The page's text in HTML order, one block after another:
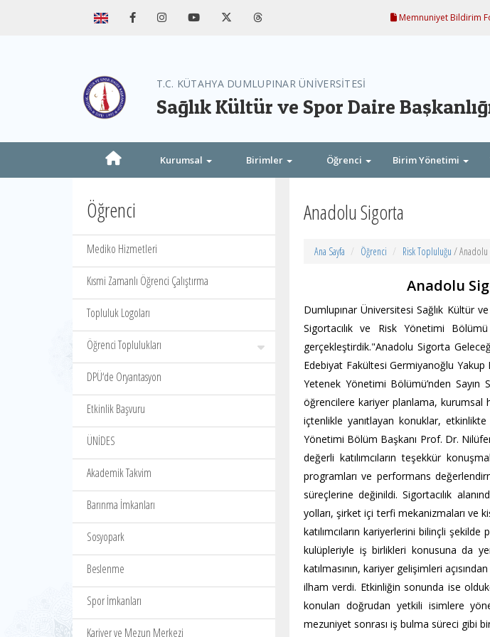
Memnuniyet Bildirim
T.C. KÜTAHYA DUMLUPINAR ÜNİVERSİTESİ
Sağlık Kültür ve Spor Daire
Kurumsal Birimler Öğrenci Birim Yönetimi
Öğrenci
Mediko Hizmetleri
Kısmi Zamanlı Öğrenci Çalıştırma
Topluluk Logoları
Öğrenci Toplulukları
DPÜ‘de Oryantasyon
Etkinlik Başvuru
ÜNİDES
Akademik Takvim
Barınma İmkanları
Sosyopark
Beslenme
Spor İmkanları
Kariyer ve Mezun Merkezi
Anadolu Sigorta
Ana Sayfa Öğrenci Risk Topluluğu / Anadolu
Anadolu
Dumlupınar Üniversitesi Sağlık Kültür
Sigortacılık ve Risk Yönetimi
gerçekleştirdik."Anadolu Sigorta
Edebiyat Fakültesi Germiyanoğlu Yakup
Yetenek Yönetimi Bölümü’nden Sayın
öğrencilere kariyer planlama, kurumsal
içtenlikle yanıtlayan konuklar,
Yönetimi Bölüm Başkanı Prof. Dr. Nilüfer
değerli katılımcıların teşekkür
programları ve performans
süreçlerine değinildi. Sigortacılık
yolları, şirket içi terfi mekanizmaları ve
katılımcıların kariyerlerini bilinçli
kulüpleriyle iş birlikleri konusuna da
katılmasının, kariyer gelişimleri
ilham verdi. Etkinliğin sonunda ise
konuları doğrudan yetkili isimlere
mezuniyet sonrası iş bulma süreci gibi